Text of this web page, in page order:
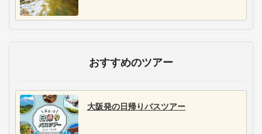
おすすめのツアー
大阪発の日帰りバスツアー